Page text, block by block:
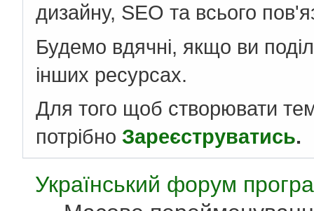
дизайну, SEO та всього
Будемо вдячні, якщо ви
інших ресурсах.
Для того щоб створювати
потрібно Зареєструватись.
Український форум